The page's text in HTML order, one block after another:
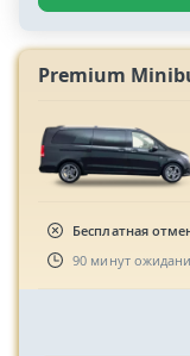
Premium
Бесплатная
90 минут